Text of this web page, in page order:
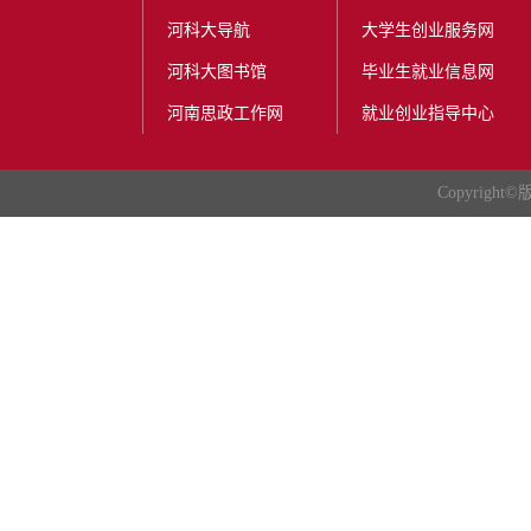
河科大导航
河科大图书馆
河南思政工作网
大学生创业服务网
毕业生就业信息网
就业创业指导中心
Copyright©